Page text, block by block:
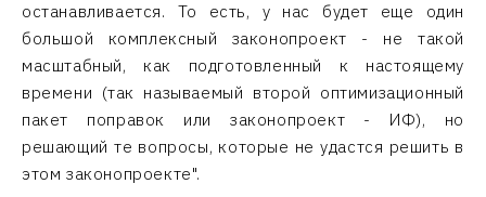
останавливается. То есть, у нас будет еще один
большой комплексный законопроект - не такой
масштабный, как подготовленный к настоящему
времени (так называемый второй оптимизационный
пакет поправок или законопроект - ИФ), но
решающий те вопросы, которые не удастся решить в
этом законопроекте".